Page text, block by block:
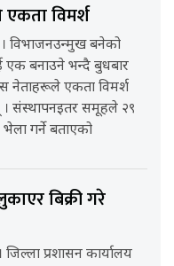
विमर्श
विभाजनउन्मुख बनेको
एक बनाउने भन्दै बुधबार
नेताहरूले एकता विमर्श
संस्थापनइतर समूहले २९
भेला गर्ने बताएको
बिक्री गरे
जिल्ला प्रशासन कार्यालय